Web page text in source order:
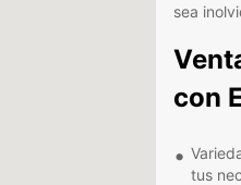
sea
con
tus